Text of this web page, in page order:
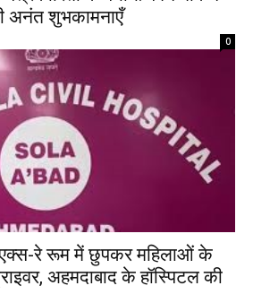
अनंत शुभकामनाएँ
0
रे रूम में छुपकर महिलाओं के
अहमदाबाद के हॉस्पिटल की